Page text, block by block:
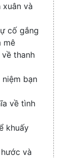
xuân và
cố gắng
mê
thanh
bạn
về tình
khuấy
và